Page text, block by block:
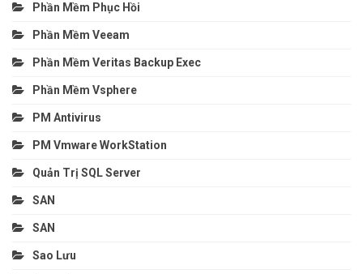
Phần Mềm Phục Hồi
Phần Mềm Veeam
Phần Mềm Veritas Backup Exec
Phần Mềm Vsphere
PM Antivirus
PM Vmware WorkStation
Quản Trị SQL Server
SAN
SAN
Sao Lưu